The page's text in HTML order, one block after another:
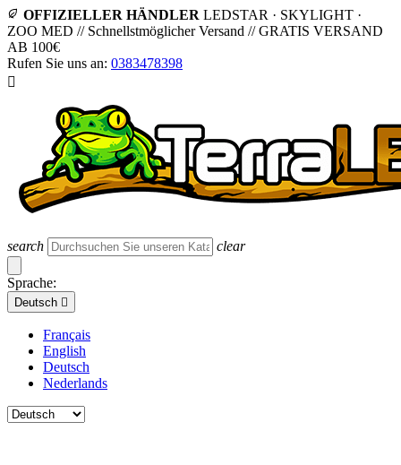
OFFIZIELLER HÄNDLER LEDSTAR · SKYLIGHT ·
ZOO MED // Schnellstmöglicher Versand // GRATIS VERSAND
AB 100€
Rufen Sie uns an: 0383478398

search clear
Sprache:
Deutsch 
Français
English
Deutsch
Nederlands